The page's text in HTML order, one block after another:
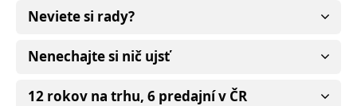
Neviete si rady?
Nenechajte si nič ujsť
12 rokov na trhu, 6 predajní v ČR